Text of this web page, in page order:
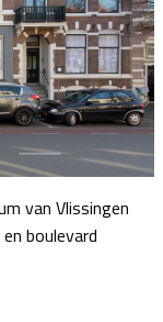
van Vlissingen
boulevard